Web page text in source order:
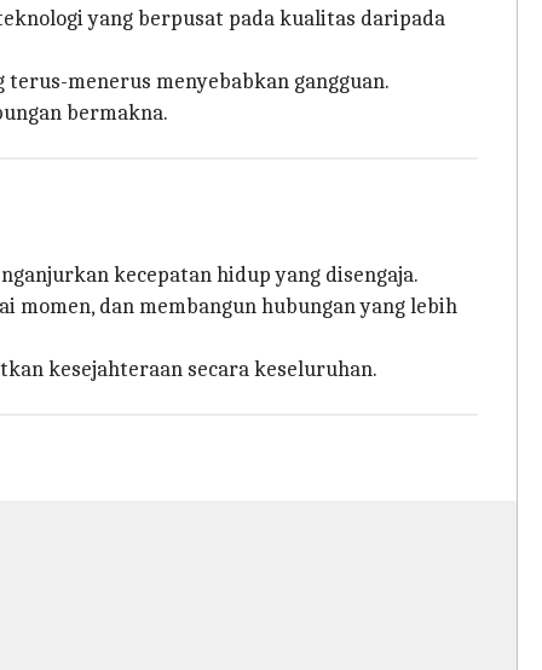
yang berpusat pada kualitas daripada
menerus menyebabkan gangguan.
bermakna.
kecepatan hidup yang disengaja.
dan membangun hubungan yang lebih
kesejahteraan secara keseluruhan.